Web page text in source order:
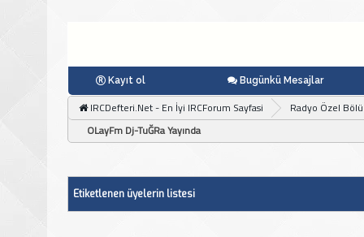
Kayıt ol Bugünkü Mesajlar
IRCDefteri.Net - En İyi IRCForum Sayfasi
Radyo Özel
OLayFm Dj-TuĞRa Yayında
Etiketlenen üyelerin listesi